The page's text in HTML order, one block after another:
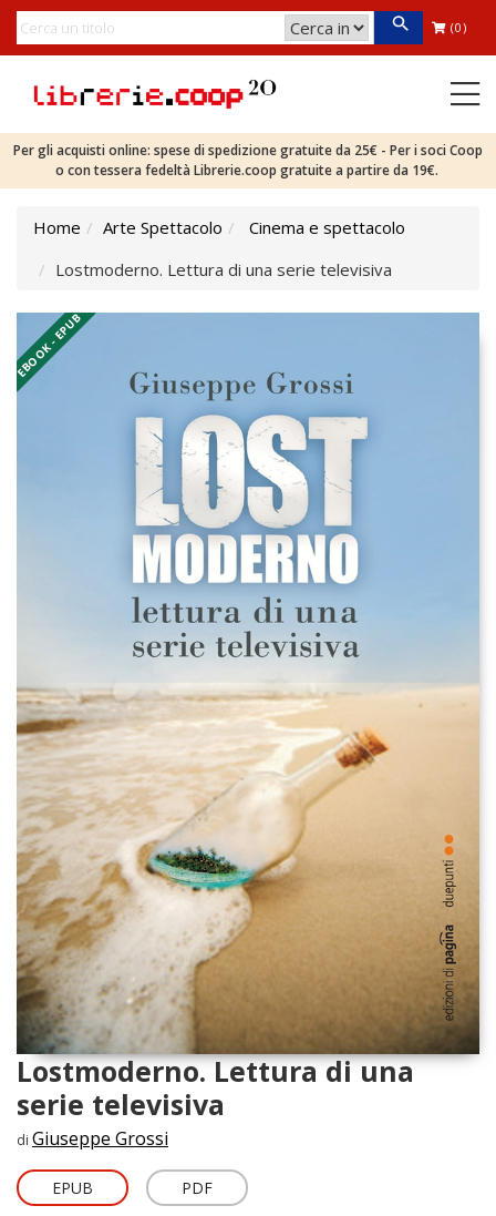
(0)
Per gli acquisti online: spese di spedizione gratuite da 25€ - Per i soci Coop
o con tessera fedeltà Librerie.coop gratuite a partire da 19€.
Home Arte Spettacolo
Cinema e spettacolo
Lostmoderno. Lettura di una serie televisiva
EBOOK - EPUB
Lostmoderno. Lettura di una
serie televisiva
di Giuseppe Grossi
EPUB PDF